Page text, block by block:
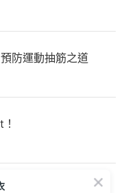
防運動抽筋之道